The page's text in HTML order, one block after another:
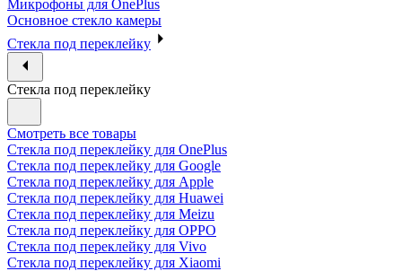
Микрофоны для OnePlus
Основное стекло камеры
Стекла под переклейку
Стекла под переклейку
Смотреть все товары
Стекла под переклейку для OnePlus
Стекла под переклейку для Google
Стекла под переклейку для Apple
Стекла под переклейку для Huawei
Стекла под переклейку для Meizu
Стекла под переклейку для OPPO
Стекла под переклейку для Vivo
Стекла под переклейку для Xiaomi